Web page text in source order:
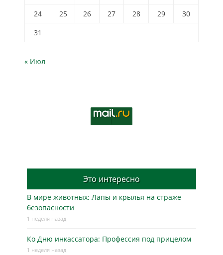
24
25 26 27 28 29
30
31
« Июл
Это интересно
В мире животных: Лапы и крылья на страже
безопасности
1 неделя назад
Ко Дню инкассатора: Профессия под прицелом
1 неделя назад